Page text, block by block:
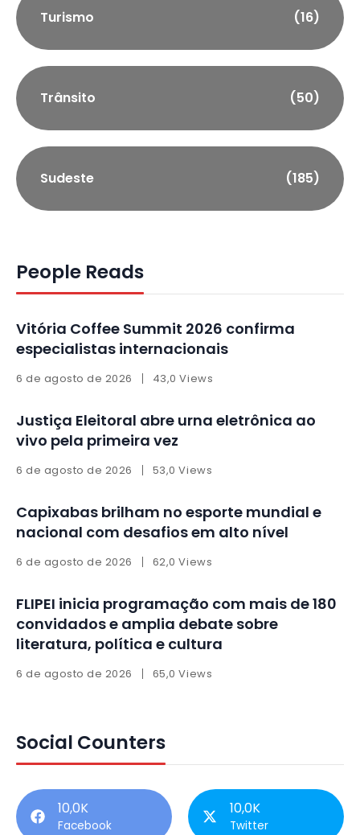
Turismo (16)
Trânsito (50)
Sudeste (185)
People Reads
Vitória Coffee Summit 2026 confirma
especialistas internacionais
6 de agosto de 2026 43,0 Views
Justiça Eleitoral abre urna eletrônica ao
vivo pela primeira vez
6 de agosto de 2026 53,0 Views
Capixabas brilham no esporte mundial e
nacional com desafios em alto nível
6 de agosto de 2026 62,0 Views
FLIPEI inicia programação com mais de 180
convidados e amplia debate sobre
literatura, política e cultura
6 de agosto de 2026 65,0 Views
Social Counters
10,0K
Facebook
10,0K
Twitter